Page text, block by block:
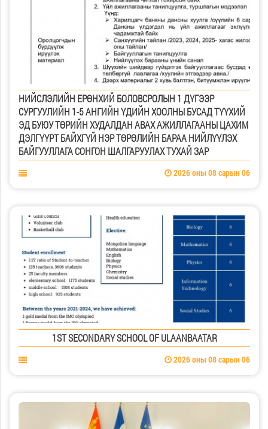
НИЙСЛЭЛИЙН ЕРӨНХИЙ БОЛОВСРОЛЫН 1 ДҮГЭЭР
СУРГУУЛИЙН 1-5 АНГИЙН ҮДИЙН ХООЛНЫ БУСАД ТҮҮХИЙ
ЭД БУЮУ ТӨРИЙН ХУДАЛДАН АВАХ АЖИЛЛАГААНЫ ЦАХИМ
ДЭЛГҮҮРТ БАЙХГҮЙ НЭР ТӨРӨЛИЙН БАРАА НИЙЛҮҮЛЭХ
БАЙГУУЛЛАГА СОНГОН ШАЛГАРУУЛАХ ТУХАЙ ЗАР
2026 оны 08 сарын 06
1ST SECONDARY SCHOOL OF ULAANBAATAR
2026 оны 08 сарын 06